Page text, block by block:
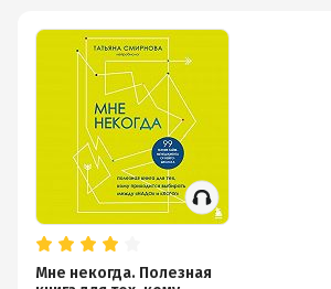
Мне некогда. Полезная